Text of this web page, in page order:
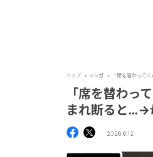
トップ マンガ 「席を替わって
「席を替わっ
まれ断ると…→
2026.6.12